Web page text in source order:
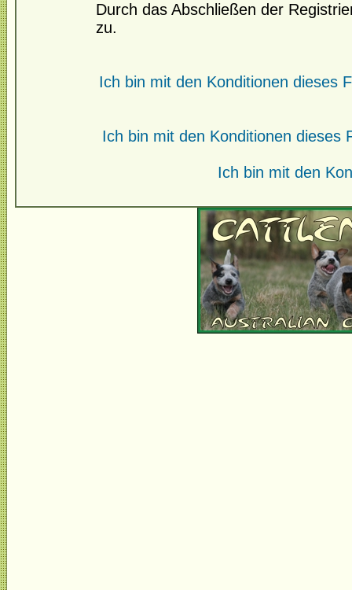
Durch das Abschließen der
zu.
Ich bin mit den Konditionen dieses
Ich bin mit den Konditionen dieses
Ich bin mit den